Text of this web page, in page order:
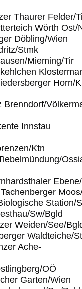
Thaurer Felder/
Wörth Ost/
Döbling/Wien
Stmk
Mieming/Tir
Horn/
Brenndorf/
Innstau
Ktn
Station/
Sw/Bgld
Weiden/See/
Waldteiche/
Ache-
OÖ
Garten/Wien